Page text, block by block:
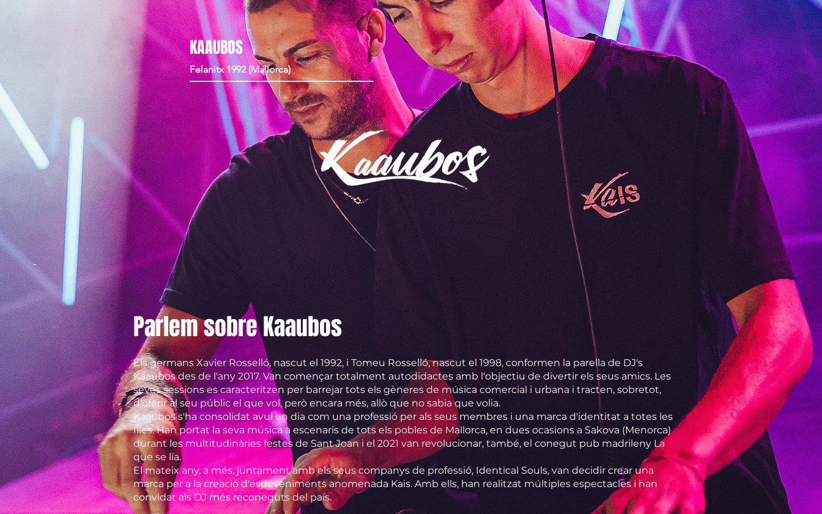
KAAUBOS
______________________________
Felanitx 1992 (Mallorca)
Parlem sobre Kaaubos
Els germans Xavier Rosselló, nascut el 1992, i Tomeu Rosselló, nascut el 1998, conformen la parella de DJ's
Kaaubos des de l'any 2017. Van començar totalment autodidactes amb l'objectiu de divertir els seus amics. Les
seves sessions es caracteritzen per barrejar tots els gèneres de música comercial i urbana i tracten, sobretot,
d'oferir al seu públic el que vol, però encara més, allò que no sabia que volia.
Kaaubos s'ha consolidat avui en dia com una professió per als seus membres i una marca d'identitat a totes les
Illes. Han portat la seva música a escenaris de tots els pobles de Mallorca, en dues ocasions a Sakova (Menorca)
durant les multitudinàries festes de Sant Joan i el 2021 van revolucionar, també, el conegut pub madrileny La
que se lía.
El mateix any, a més, juntament amb els seus companys de professió, Identical Souls, van decidir crear una
marca per a la creació d'esdeveniments anomenada Kais. Amb ells, han realitzat múltiples espectacles i han
convidat als DJ més reconeguts del país.